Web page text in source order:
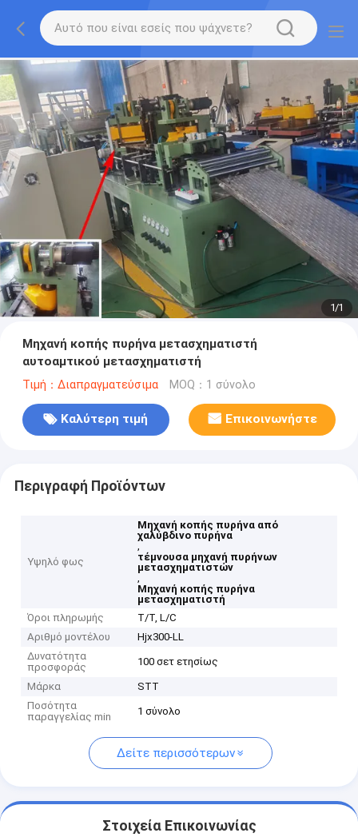
1/1
Μηχανή κοπής πυρήνα μετασχηματιστή
αυτοαμτικού μετασχηματιστή
Τιμή：Διαπραγματεύσιμα MOQ：1 σύνολο
Καλύτερη τιμή Επικοινωνήστε
Περιγραφή Προϊόντων
Υψηλό φως
Μηχανή κοπής πυρήνα από
χαλύβδινο πυρήνα
,
τέμνουσα μηχανή πυρήνων
μετασχηματιστών
,
Μηχανή κοπής πυρήνα
μετασχηματιστή
Όροι πληρωμής
T/T, L/C
Αριθμό μοντέλου
Hjx300-LL
Δυνατότητα
προσφοράς
100 σετ ετησίως
Μάρκα
STT
Ποσότητα
παραγγελίας min
1 σύνολο
Δείτε περισσότερων
Στοιχεία Επικοινωνίας